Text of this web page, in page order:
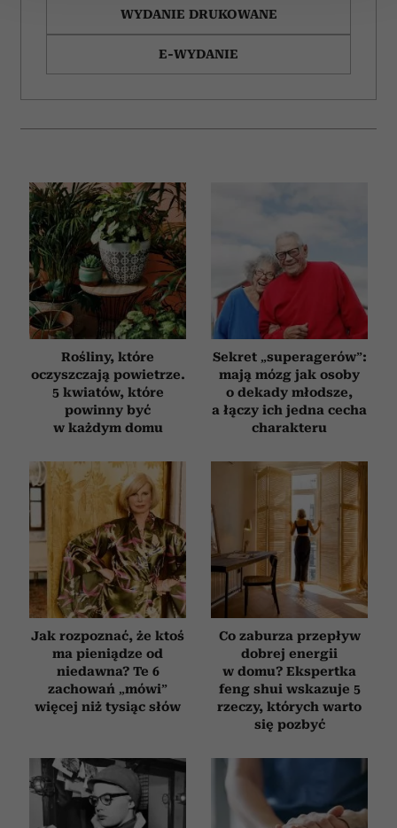
Wykorzystujemy pliki cookie do spersonalizowania treści
i reklam, aby oferować funkcje społecznościowe i
analizować ruch w naszej witrynie. Informacje o tym, jak
korzystasz z naszej witryny, udostępniamy partnerom
korzystania z ich usług.
WYDANIE DRUKOWANE
E-WYDANIE
Rośliny, które
oczyszczają powietrze.
5 kwiatów, które
powinny być
w każdym domu
Sekret „superagerów”:
mają mózg jak osoby
o dekady młodsze,
a łączy ich jedna cecha
charakteru
Jak rozpoznać, że ktoś
ma pieniądze od
niedawna? Te 6
zachowań „mówi”
więcej niż tysiąc słów
Co zaburza przepływ
dobrej energii
w domu? Ekspertka
feng shui wskazuje 5
rzeczy, których warto
się pozbyć